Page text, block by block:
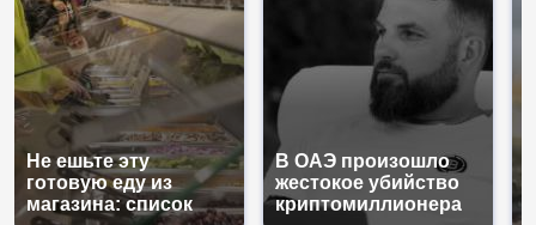
Не ешьте эту
готовую еду из
магазина: список
В ОАЭ произошло
жестокое убийство
криптомиллионера